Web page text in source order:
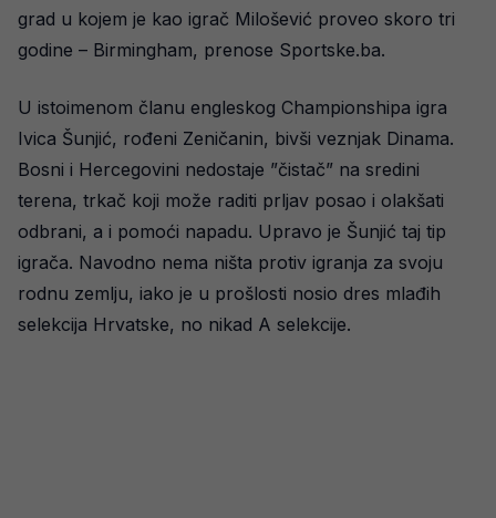
grad u kojem je kao igrač Milošević proveo skoro tri
godine – Birmingham, prenose Sportske.ba.
U istoimenom članu engleskog Championshipa igra
Ivica Šunjić, rođeni Zeničanin, bivši veznjak Dinama.
Bosni i Hercegovini nedostaje ”čistač” na sredini
terena, trkač koji može raditi prljav posao i olakšati
odbrani, a i pomoći napadu. Upravo je Šunjić taj tip
igrača. Navodno nema ništa protiv igranja za svoju
rodnu zemlju, iako je u prošlosti nosio dres mlađih
selekcija Hrvatske, no nikad A selekcije.